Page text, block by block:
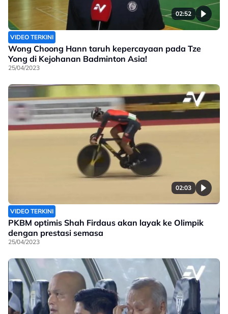
02:52
VIDEO TERKINI
Wong Choong Hann taruh kepercayaan pada Tze
Yong di Kejohanan Badminton Asia!
25/04/2023
02:03
VIDEO TERKINI
PKBM optimis Shah Firdaus akan layak ke Olimpik
dengan prestasi semasa
25/04/2023